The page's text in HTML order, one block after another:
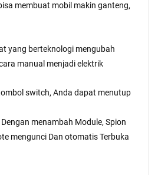
membuat mobil makin ganteng,
yang berteknologi mengubah
manual menjadi elektrik
switch, Anda dapat menutup
menambah Module, Spion
mengunci Dan otomatis Terbuka